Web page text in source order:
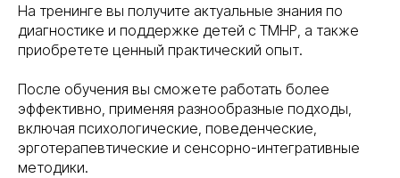
На тренинге вы получите актуальные знания по
диагностике и поддержке детей с ТМНР, а также
приобретете ценный практический опыт.
После обучения вы сможете работать более
эффективно, применяя разнообразные подходы,
включая психологические, поведенческие,
эрготерапевтические и сенсорно-интегративные
методики.